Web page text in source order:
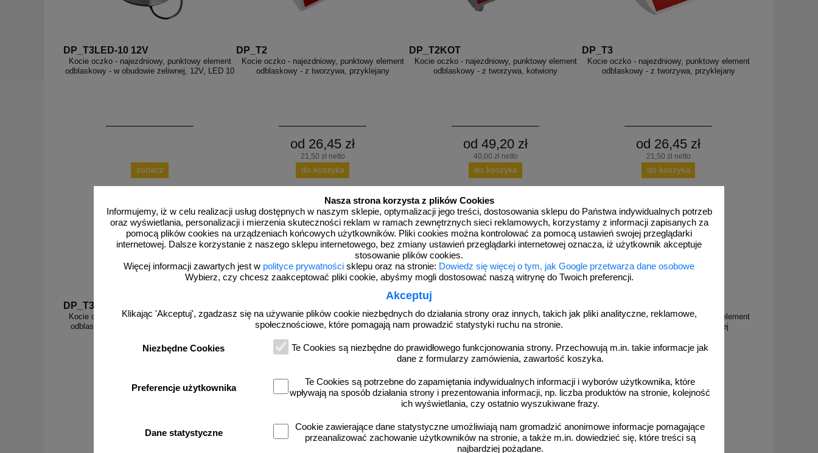
Nasza strona korzysta z plików Cookies
Informujemy, iż w celu realizacji usług dostępnych w naszym sklepie, optymalizacji jego treści, dostosowania sklepu do Państwa indywidualnych potrzeb
oraz wyświetlania, personalizacji i mierzenia skuteczności reklam w ramach zewnętrznych sieci reklamowych, korzystamy z informacji zapisanych za
pomocą plików cookies na urządzeniach końcowych użytkowników. Pliki cookies można kontrolować za pomocą ustawień swojej przeglądarki
internetowej. Dalsze korzystanie z naszego sklepu internetowego, bez zmiany ustawień przeglądarki internetowej oznacza, iż użytkownik akceptuje
stosowanie plików cookies.
Więcej informacji zawartych jest w polityce prywatności sklepu oraz na stronie: Dowiedz się więcej o tym, jak Google przetwarza dane osobowe
Wybierz, czy chcesz zaakceptować pliki cookie, abyśmy mogli dostosować naszą witrynę do Twoich preferencji.
Akceptuj
Klikając 'Akceptuj', zgadzasz się na używanie plików cookie niezbędnych do działania strony oraz innych, takich jak pliki analityczne, reklamowe,
społecznościowe, które pomagają nam prowadzić statystyki ruchu na stronie.
Niezbędne Cookies
Te Cookies są niezbędne do prawidłowego funkcjonowania strony. Przechowują m.in. takie informacje jak
dane z formularzy zamówienia, zawartość koszyka.
Preferencje użytkownika
Te Cookies są potrzebne do zapamiętania indywidualnych informacji i wyborów użytkownika, które
wpływają na sposób działania strony i prezentowania informacji, np. liczba produktów na stronie, kolejność
ich wyświetlania, czy ostatnio wyszukiwane frazy.
Dane statystyczne
Cookie zawierające dane statystyczne umożliwiają nam gromadzić anonimowe informacje pomagające
przeanalizować zachowanie użytkowników na stronie, a także m.in. dowiedzieć się, które treści są
najbardziej pożądane.
DP_T3LED-10 12V
Kocie oczko - najezdniowy, punktowy element
odblaskowy - w obudowie żeliwnej, 12V, LED 10
zobacz
DP_T2
Kocie oczko - najezdniowy, punktowy element
odblaskowy - z tworzywa, przyklejany
od 26,45 zł
21,50 zł netto
do koszyka
DP_T2KOT
Kocie oczko - najezdniowy, punktowy element
odblaskowy - z tworzywa, kotwiony
od 49,20 zł
40,00 zł netto
do koszyka
DP_T3
Kocie oczko - najezdniowy, punktowy element
odblaskowy - z tworzywa, przyklejany
od 26,45 zł
21,50 zł netto
do koszyka
DP_T3DUCH
Kocie oczko - najezdniowy, punktowy element
odblaskowy - z tworzywa, przyklejany, FLUO
Kocie oczko - najezdniowy, punktowy element
odblaskowy - w obudowie żeliwnej, solar, LED
zobacz
Kocie oczko - najezdniowy, punktowy element
odblaskowy - w obudowie żeliwnej, 12V, LED
zobacz
Kocie oczko - najezdniowy, punktowy element
odblaskowy - w obudowie żeliwnej
od 114,39 zł
do koszyka